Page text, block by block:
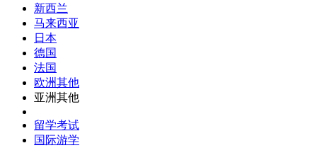
新西兰
马来西亚
日本
德国
法国
欧洲其他
亚洲其他
留学考试
国际游学